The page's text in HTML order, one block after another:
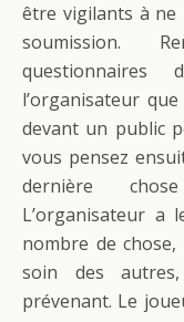
être vigilants à ne
soumission.
l’organisateur
devant un public
vous pensez
dernière
L’organisateur a
nombre de chose,
soin des
prévenant. Le